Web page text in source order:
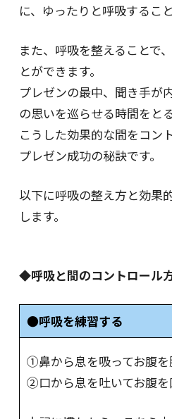
に、ゆったりと呼吸するこ
また、呼吸を整えることで
とができます。
プレゼンの最中、聞き手が
の思いを巡らせる時間をと
こうした効果的な間をコン
プレゼン成功の秘訣です。
以下に呼吸の整え方と効果
します。
◆呼吸と間のコントロール
●呼吸を練習する
①鼻から息を吸ってお腹を
②口から息を吐いてお腹を